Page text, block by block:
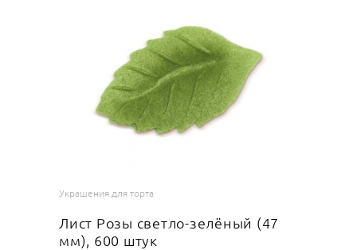
Украшения для торта
Лист Розы светло-зелёный (47
мм), 600 штук